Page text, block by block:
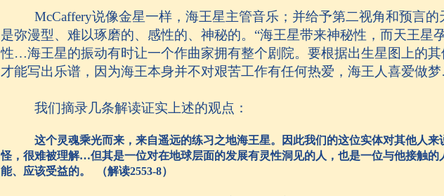
McCaffery说像金星一样，海王星主管音乐；并给予第二视角和预言的
是弥漫型、难以琢磨的、感性的、神秘的。“海王星带来神秘性，而天王星
性…海王星的振动有时让一个作曲家拥有整个剧院。要根据出生星图上的其
才能写出乐谱，因为海王本身并不对艰苦工作有任何热爱，海王人喜爱做梦
我们摘录几条解读证实上述的观点：
这个灵魂乘光而来，来自遥远的练习之地海王星。因此我们的这位实体对其他人来
怪，很难被理解…但其是一位对在地球层面的发展有灵性洞见的人，也是一位与他接触的
能、应该受益的。
（解读2553-8）